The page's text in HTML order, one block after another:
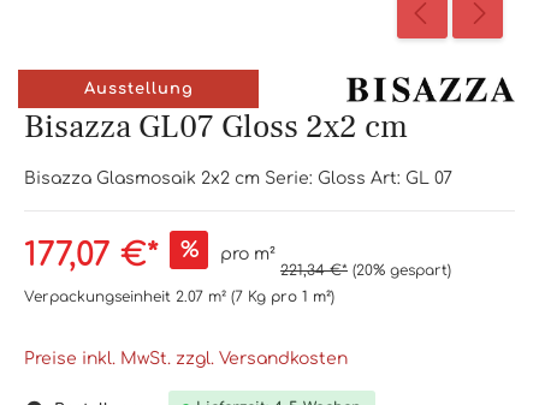
Ausstellung
Bisazza GL07 Gloss 2x2 cm
Bisazza Glasmosaik 2x2 cm Serie: Gloss Art: GL 07
177,07 €* % pro m²
221,34 €* (20% gespart)
Verpackungseinheit 2.07 m² (7 Kg pro 1 m²)
Preise inkl. MwSt. zzgl. Versandkosten